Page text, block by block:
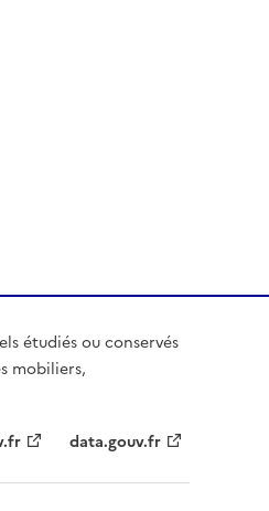
étudiés ou conservés
mobiliers,
data.gouv.fr